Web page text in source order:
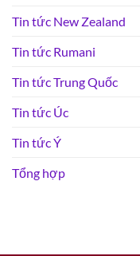
Tin tức New Zealand
Tin tức Rumani
Tin tức Trung Quốc
Tin tức Úc
Tin tức Ý
Tổng hợp